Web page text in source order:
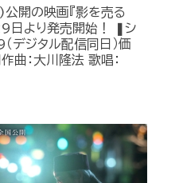
の映画『影を売る
日より発売開始！ ❚シ
デジタル配信同日）価
曲：大川隆法 歌唱：